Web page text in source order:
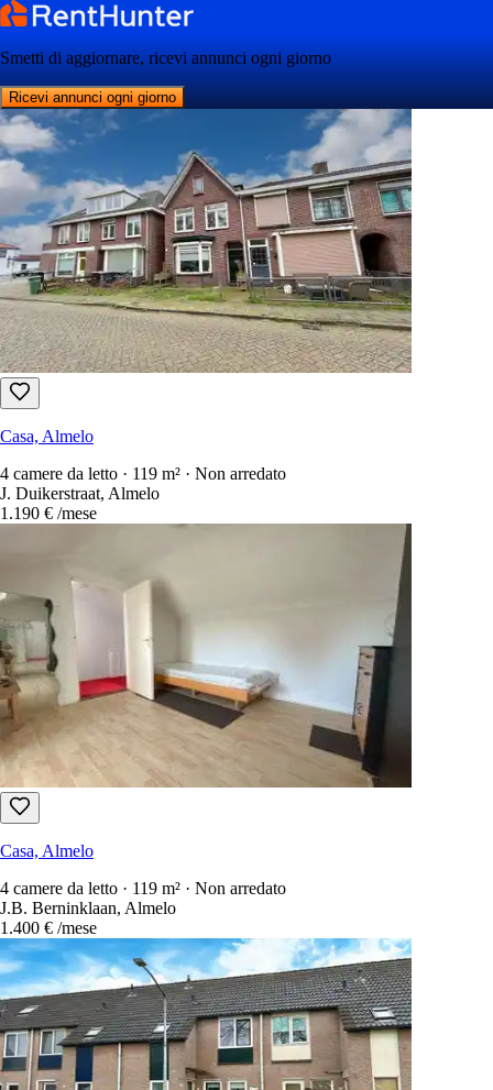
Smetti di aggiornare, ricevi annunci ogni giorno
Ricevi annunci ogni giorno
Casa, Almelo
4 camere da letto · 119 m² · Non arredato
J. Duikerstraat, Almelo
1.190 € /mese
Casa, Almelo
4 camere da letto · 119 m² · Non arredato
J.B. Berninklaan, Almelo
1.400 € /mese